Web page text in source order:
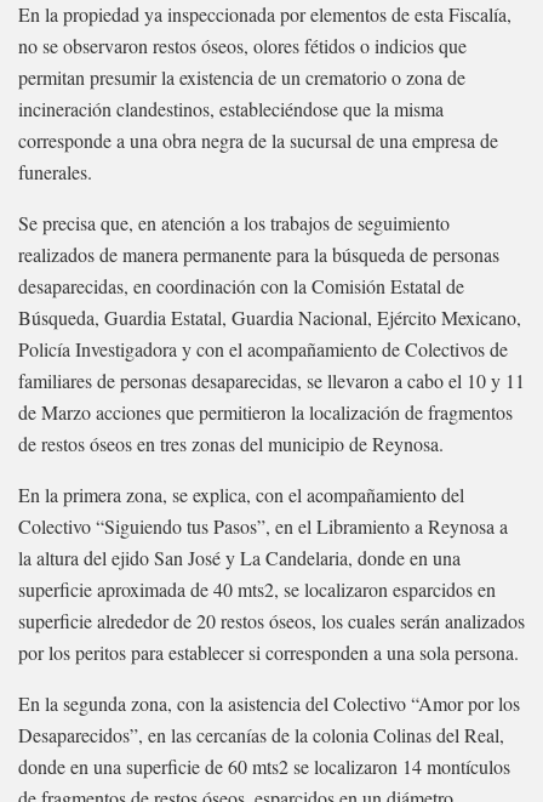
En la propiedad ya inspeccionada por elementos de esta Fiscalía,
no se observaron restos óseos, olores fétidos o indicios que
permitan presumir la existencia de un crematorio o zona de
incineración clandestinos, estableciéndose que la misma
corresponde a una obra negra de la sucursal de una empresa de
funerales.
Se precisa que, en atención a los trabajos de seguimiento
realizados de manera permanente para la búsqueda de personas
desaparecidas, en coordinación con la Comisión Estatal de
Búsqueda, Guardia Estatal, Guardia Nacional, Ejército Mexicano,
Policía Investigadora y con el acompañamiento de Colectivos de
familiares de personas desaparecidas, se llevaron a cabo el 10 y 11
de Marzo acciones que permitieron la localización de fragmentos
de restos óseos en tres zonas del municipio de Reynosa.
En la primera zona, se explica, con el acompañamiento del
Colectivo “Siguiendo tus Pasos”, en el Libramiento a Reynosa a
la altura del ejido San José y La Candelaria, donde en una
superficie aproximada de 40 mts2, se localizaron esparcidos en
superficie alrededor de 20 restos óseos, los cuales serán analizados
por los peritos para establecer si corresponden a una sola persona.
En la segunda zona, con la asistencia del Colectivo “Amor por los
Desaparecidos”, en las cercanías de la colonia Colinas del Real,
donde en una superficie de 60 mts2 se localizaron 14 montículos